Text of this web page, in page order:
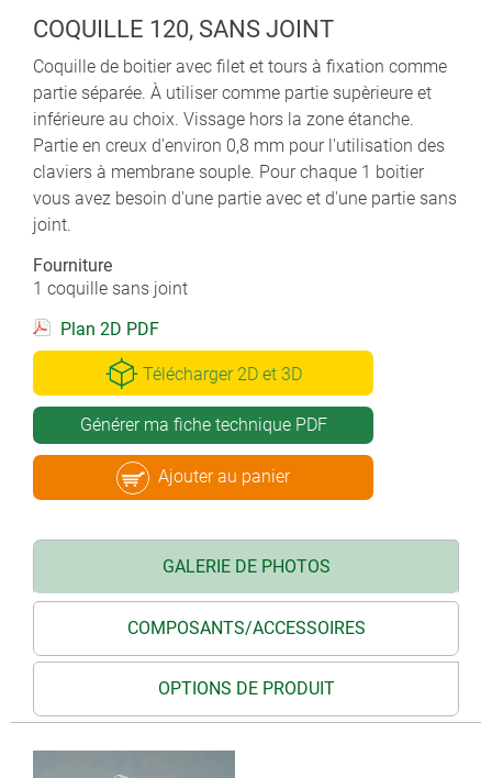
COQUILLE 120, SANS JOINT
Coquille de boitier avec filet et tours à fixation comme
partie séparée. À utiliser comme partie supèrieure et
inférieure au choix. Vissage hors la zone étanche.
Partie en creux d'environ 0,8 mm pour l'utilisation des
claviers à membrane souple. Pour chaque 1 boitier
vous avez besoin d'une partie avec et d'une partie sans
joint.
Fourniture
1 coquille sans joint
Plan 2D PDF
Télécharger 2D et 3D
Générer ma fiche technique PDF
Ajouter au panier
GALERIE DE PHOTOS
COMPOSANTS/ACCESSOIRES
OPTIONS DE PRODUIT